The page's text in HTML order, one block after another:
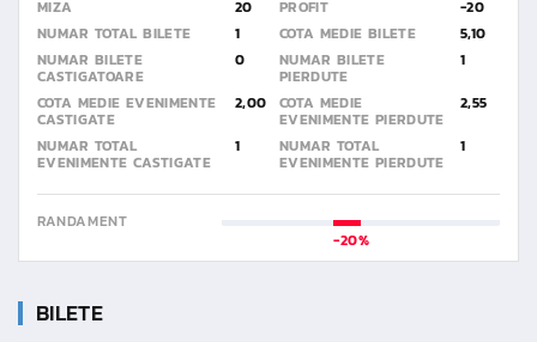
MIZA 20 PROFIT
-20
NUMAR TOTAL BILETE
1 COTA MEDIE BILETE
5,10
NUMAR BILETE
CASTIGATOARE
0 NUMAR BILETE
PIERDUTE
1
COTA MEDIE EVENIMENTE
CASTIGATE
2,00 COTA MEDIE
EVENIMENTE PIERDUTE
2,55
NUMAR TOTAL
EVENIMENTE CASTIGATE
1 NUMAR TOTAL
EVENIMENTE PIERDUTE
1
RANDAMENT
-20%
BILETE